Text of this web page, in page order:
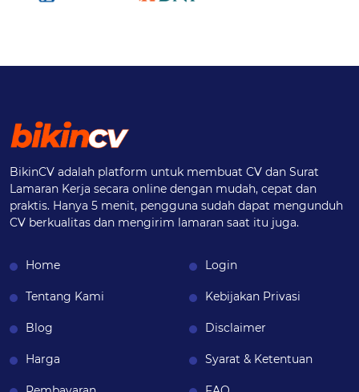
BikinCV adalah platform untuk membuat CV dan Surat
Lamaran Kerja secara online dengan mudah, cepat dan
praktis. Hanya 5 menit, pengguna sudah dapat mengunduh
CV berkualitas dan mengirim lamaran saat itu juga.
Home
Tentang Kami
Blog
Harga
Login
Kebijakan Privasi
Disclaimer
Syarat & Ketentuan